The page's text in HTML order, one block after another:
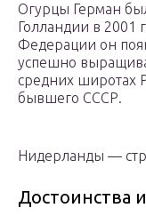
Огурцы Герман
Голландии в 2001
Федерации он
успешно
средних широтах
бывшего СССР.
Нидерланды —
Достоинства